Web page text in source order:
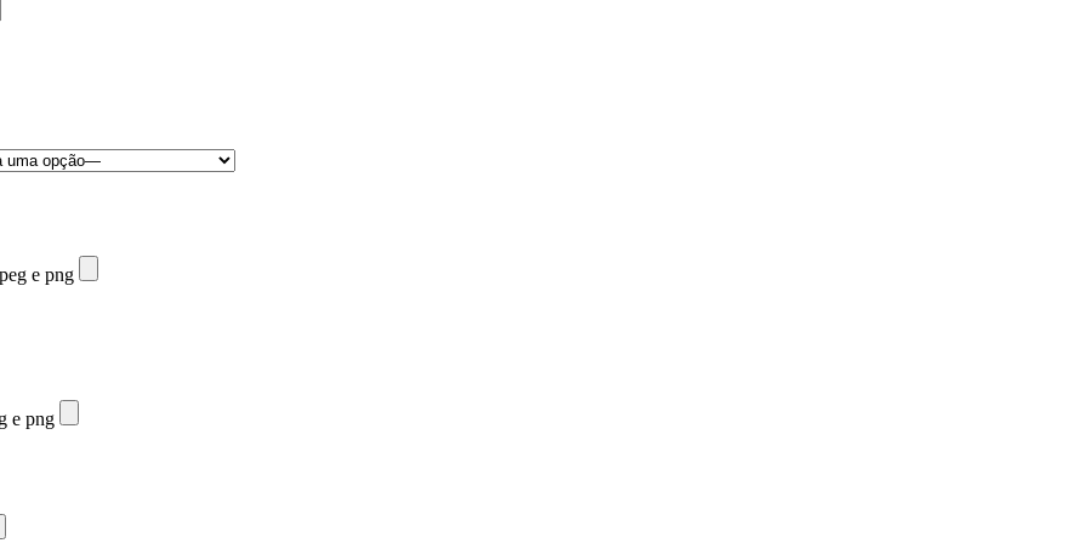
e png
e png